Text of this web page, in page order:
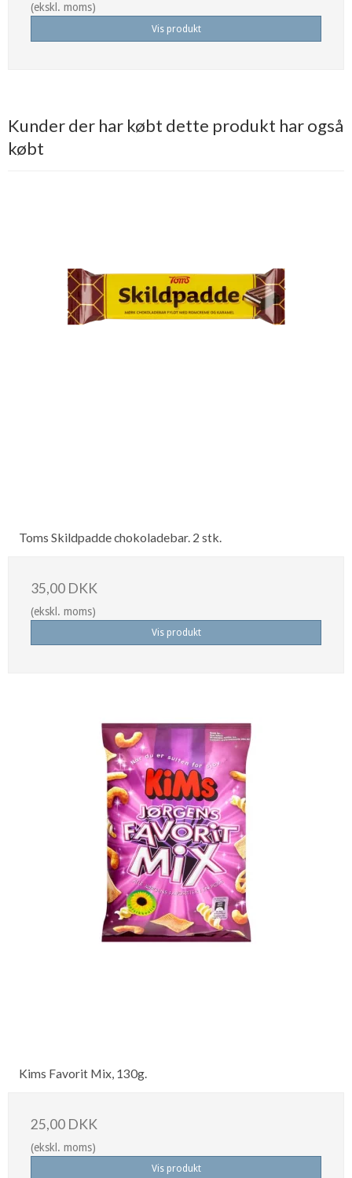
(ekskl. moms)
Vis produkt
Kunder der har købt dette produkt har også
købt
Toms Skildpadde chokoladebar. 2 stk.
35,00 DKK
(ekskl. moms)
Vis produkt
Kims Favorit Mix, 130g.
25,00 DKK
(ekskl. moms)
Vis produkt